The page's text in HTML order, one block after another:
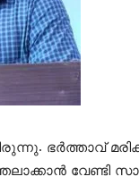
ഭർത്താവ്
വേണ്ടി